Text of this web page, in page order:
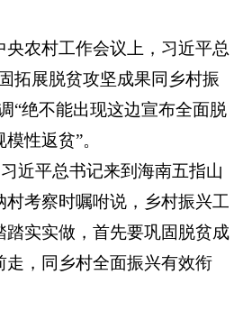
央农村工作会议上，习近平总
拓展脱贫攻坚成果同乡村振
“绝不能出现这边宣布全面脱
性返贫”。
近平总书记来到海南五指山
村考察时嘱咐说，乡村振兴工
踏实实做，首先要巩固脱贫成
走，同乡村全面振兴有效衔